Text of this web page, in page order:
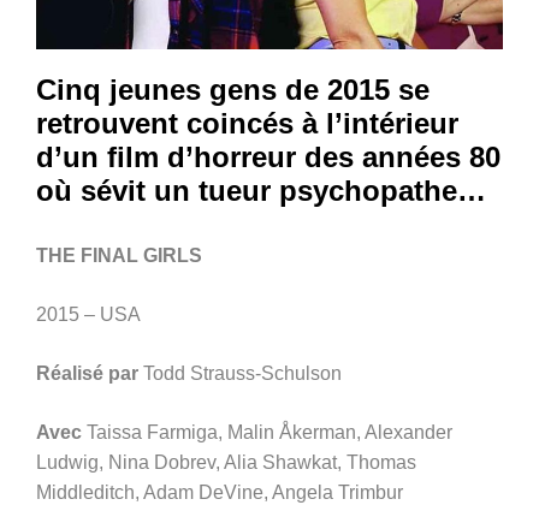
Cinq jeunes gens de 2015 se
retrouvent coincés à l’intérieur
d’un film d’horreur des années 80
où sévit un tueur psychopathe…
THE FINAL GIRLS
2015 – USA
Réalisé par Todd Strauss-Schulson
Avec Taissa Farmiga, Malin Åkerman, Alexander
Ludwig, Nina Dobrev, Alia Shawkat, Thomas
Middleditch, Adam DeVine, Angela Trimbur